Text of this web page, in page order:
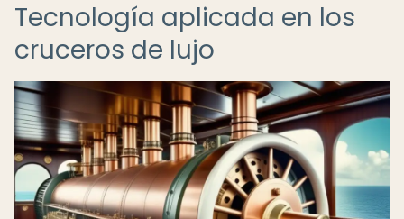
Tecnología aplicada en los
cruceros de lujo